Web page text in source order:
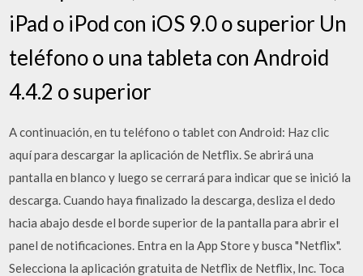
iPad o iPod con iOS 9.0 o superior Un
teléfono o una tableta con Android
4.4.2 o superior
A continuación, en tu teléfono o tablet con Android: Haz clic
aquí para descargar la aplicación de Netflix. Se abrirá una
pantalla en blanco y luego se cerrará para indicar que se inició la
descarga. Cuando haya finalizado la descarga, desliza el dedo
hacia abajo desde el borde superior de la pantalla para abrir el
panel de notificaciones. Entra en la App Store y busca "Netflix".
Selecciona la aplicación gratuita de Netflix de Netflix, Inc. Toca